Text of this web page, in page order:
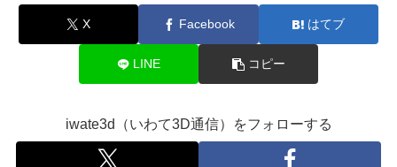
X Facebook はてブ
LINE コピー
iwate3d（いわて3D通信）をフォローする